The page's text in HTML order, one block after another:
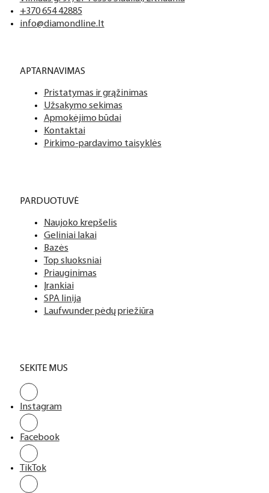
+370 654 42885
info@diamondline.lt
APTARNAVIMAS
Pristatymas ir grąžinimas
Užsakymo sekimas
Apmokėjimo būdai
Kontaktai
Pirkimo-pardavimo taisyklės
PARDUOTUVĖ
Naujoko krepšelis
Geliniai lakai
Bazės
Top sluoksniai
Priauginimas
Įrankiai
SPA linija
Laufwunder pėdų priežiūra
SEKITE MUS
Instagram
Facebook
TikTok